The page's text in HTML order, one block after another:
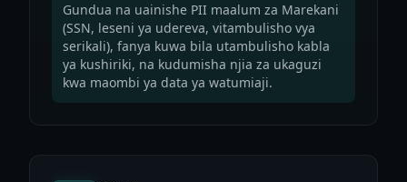
Gundua na uainishe PII maalum za Marekani
(SSN, leseni ya udereva, vitambulisho vya
serikali), fanya kuwa bila utambulisho kabla
ya kushiriki, na kudumisha njia za ukaguzi
kwa maombi ya data ya watumiaji.